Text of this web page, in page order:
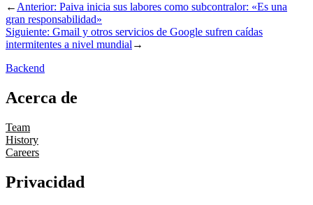
←Anterior: Paiva inicia sus labores como subcontralor: «Es una
gran responsabilidad»
Siguiente: Gmail y otros servicios de Google sufren caídas
intermitentes a nivel mundial→
Backend
Acerca de
Team
History
Careers
Privacidad